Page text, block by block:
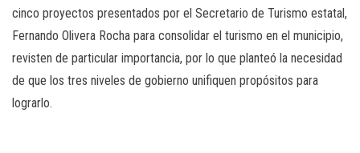
cinco proyectos presentados por el Secretario de Turismo estatal,
Fernando Olivera Rocha para consolidar el turismo en el municipio,
revisten de particular importancia, por lo que planteó la necesidad
de que los tres niveles de gobierno unifiquen propósitos para
lograrlo.